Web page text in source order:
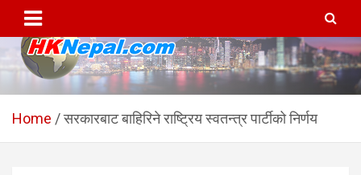
content
HKNepal.com – हङकङबाट
सञ्चालित पहिलो नेपाली अनलाईन
hknepal, hknepal.com, hk nepal, hk nepal com
Home सरकारबाट बाहिरिने राष्ट्रिय स्वतन्त्र पार्टीको निर्णय